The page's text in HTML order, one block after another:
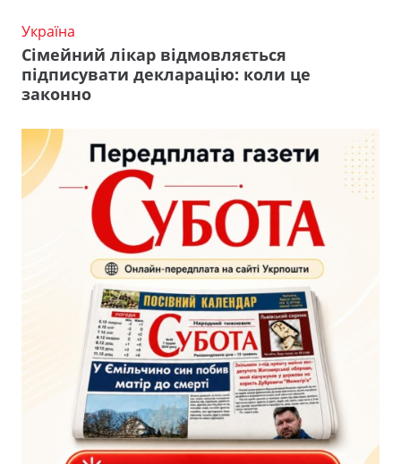
Україна
Сімейний лікар відмовляється
підписувати декларацію: коли це
законно